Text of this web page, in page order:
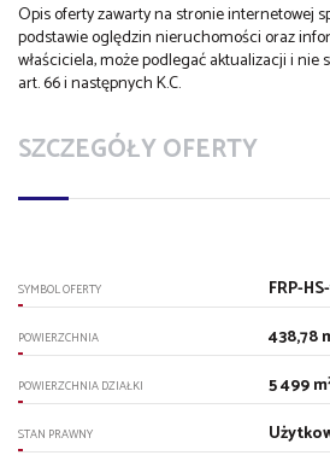
Opis oferty zawarty na stronie internetowej
podstawie oględzin nieruchomości oraz
właściciela, może podlegać aktualizacji i nie
art. 66 i następnych K.C.
SZCZEGÓŁY OFERTY
SYMBOL OFERTY FRP-
POWIERZCHNIA 438,78
POWIERZCHNIA DZIAŁKI 5 499
STAN PRAWNY